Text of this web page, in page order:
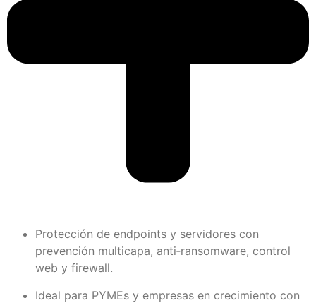
Protección de endpoints y servidores con
prevención multicapa, anti‑ransomware, control
web y firewall.
Ideal para PYMEs y empresas en crecimiento con